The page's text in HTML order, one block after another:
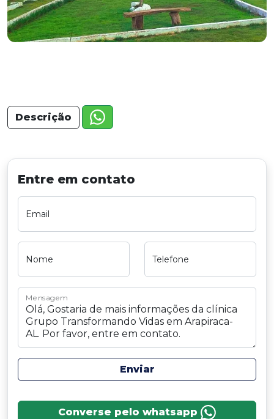
Descrição
Entre em contato
Email
Nome Telefone
Mensagem
Enviar
Converse pelo whatsapp